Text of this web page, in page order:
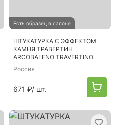
Есть образец в салоне
ШТУКАТУРКА С ЭФФЕКТОМ
КАМНЯ ТРАВЕРТИН
ARCOBALENO TRAVERTINO
Россия
671 ₽/ шт.